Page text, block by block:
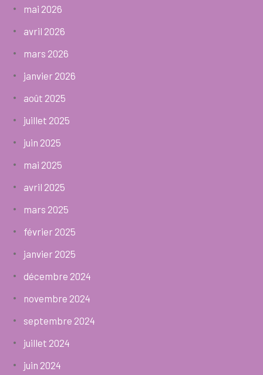
mai 2026
avril 2026
mars 2026
janvier 2026
août 2025
juillet 2025
juin 2025
mai 2025
avril 2025
mars 2025
février 2025
janvier 2025
décembre 2024
novembre 2024
septembre 2024
juillet 2024
juin 2024